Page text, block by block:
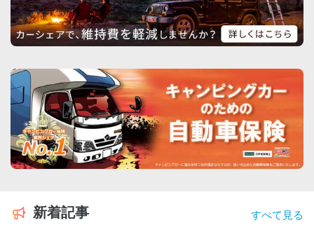
新着記事 すべて見る